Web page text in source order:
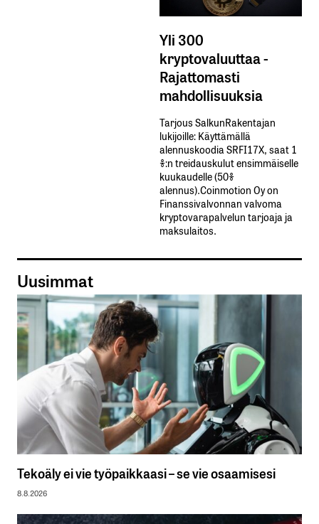
Yli 300
kryptovaluuttaa -
Rajattomasti
mahdollisuuksia
Tarjous SalkunRakentajan
lukijoille: Käyttämällä​ ​
alennuskoodia​ ​SRFI17X,​ ​saat​ ​1
%:n treidauskulut​ ​ensimmäiselle​ ​
kuukaudelle​ ​(50%​ ​
alennus).Coinmotion Oy on
Finanssivalvonnan valvoma
kryptovarapalvelun tarjoaja ja
maksulaitos.
Uusimmat
Tekoäly ei vie työpaikkaasi – se vie osaamisesi
8.8.2026